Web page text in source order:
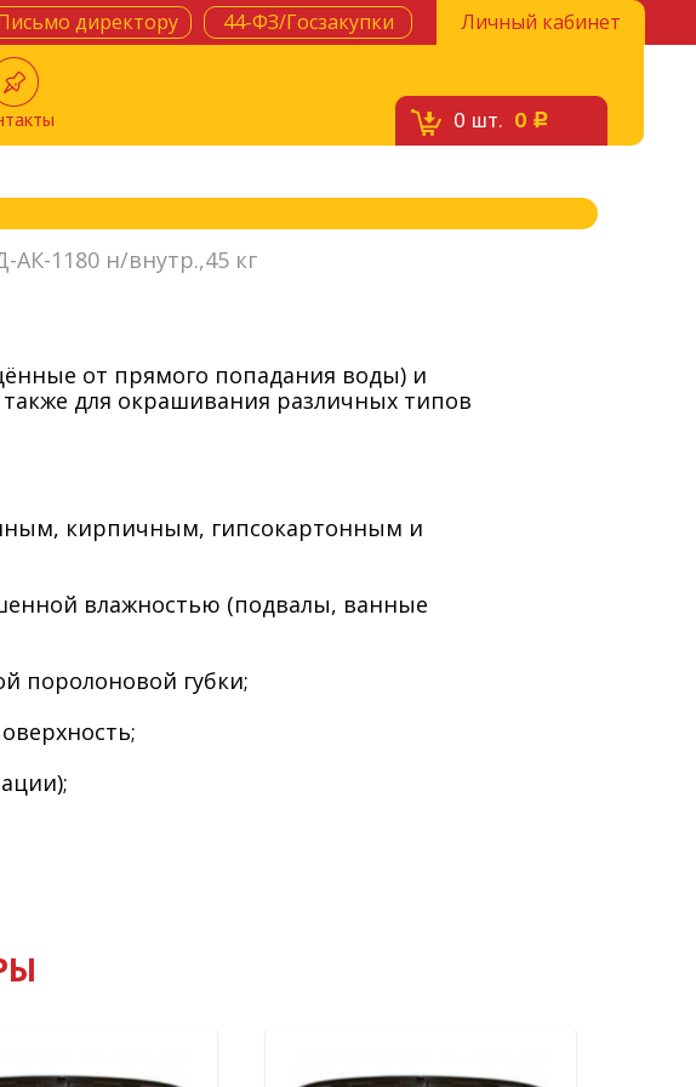
Личный кабинет
44-ФЗ/Госзакупки
директору
0 шт. 0 c
АК-1180 н/внутр.,45 кг
от прямого попадания воды) и
для окрашивания различных типов
кирпичным, гипсокартонным и
влажностью (подвалы, ванные
поролоновой губки;